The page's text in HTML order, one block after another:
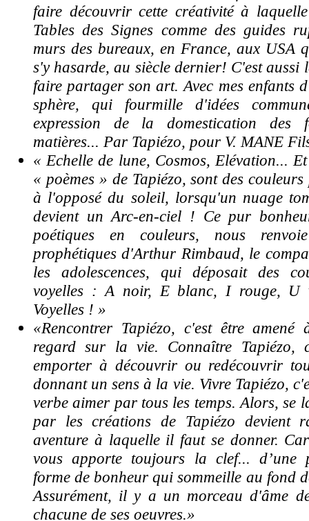
faire découvrir cette créativité à
Tables des Signes comme des guides
murs des bureaux, en France, aux USA
s'y hasarde, au siècle dernier! C'est aussi
faire partager son art. Avec mes enfants
sphère, qui fourmille d'idées
expression de la domestication des
matières... Par Tapiézo, pour V. MANE
« Echelle de lune, Cosmos, Elévation...
« poèmes » de Tapiézo, sont des
à l'opposé du soleil, lorsqu'un nuage
devient un Arc-en-ciel ! Ce pur
poétiques en couleurs, nous
prophétiques d'Arthur Rimbaud, le
les adolescences, qui déposait des
voyelles : A noir, E blanc, I rouge, U
Voyelles ! »
«Rencontrer Tapiézo, c'est être amené
regard sur la vie. Connaître Tapiézo,
emporter à découvrir ou redécouvrir
donnant un sens à la vie. Vivre Tapiézo,
verbe aimer par tous les temps. Alors, se
par les créations de Tapiézo devient
aventure à laquelle il faut se donner.
vous apporte toujours la clef... d’une
forme de bonheur qui sommeille au fond
Assurément, il y a un morceau d'âme
chacune de ses oeuvres.»